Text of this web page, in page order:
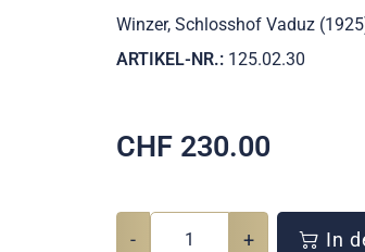
Winzer, Schlosshof Vaduz
ARTIKEL-NR.: 125.02.30
CHF 230.00
- + In